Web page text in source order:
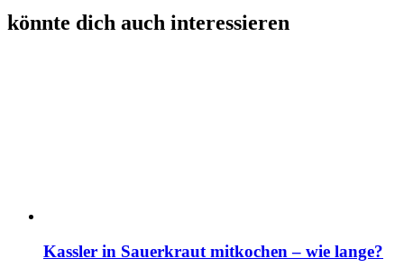
könnte dich auch interessieren
Kassler in Sauerkraut mitkochen – wie lange?